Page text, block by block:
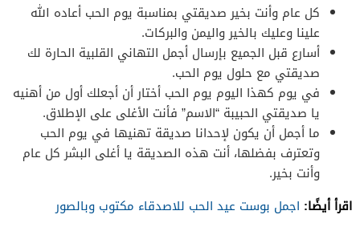
كل عام وأنت بخير صديقتي بمناسبة يوم الحب أعاده الله
علينا وعليك بالخير واليمن والبركات.
أسارع قبل الجميع بإرسال أجمل التهاني القلبية الحارة لك
صديقتي مع حلول يوم الحب.
في يوم كهذا اليوم يوم الحب أختار أن أجعلك أول من أهنيه
يا صديقتي الحبيبة “الاسم” فأنت الأغلى على الإطلاق.
ما أجمل أن يكون لإحدانا صديقة تهنيها في يوم الحب
وتعترف بفضلها، أنت هذه الصديقة يا أغلى البشر كل عام
وأنت بخير.
اقرأ أيضًا: اجمل بوست عيد الحب للاصدقاء مكتوب وبالصور